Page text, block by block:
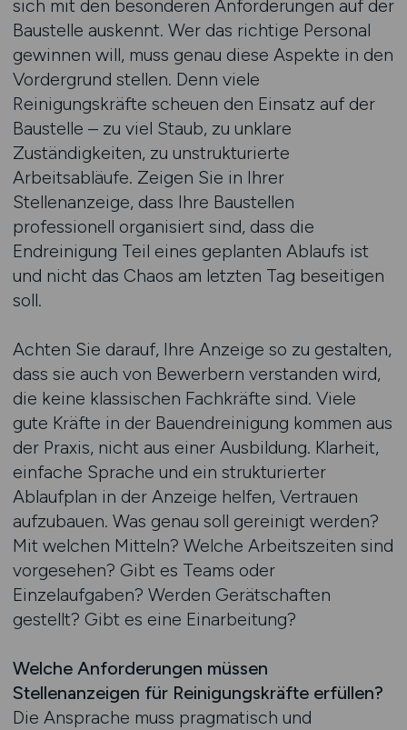
sich mit den besonderen Anforderungen auf der
Baustelle auskennt. Wer das richtige Personal
gewinnen will, muss genau diese Aspekte in den
Vordergrund stellen. Denn viele
Reinigungskräfte scheuen den Einsatz auf der
Baustelle – zu viel Staub, zu unklare
Zuständigkeiten, zu unstrukturierte
Arbeitsabläufe. Zeigen Sie in Ihrer
Stellenanzeige, dass Ihre Baustellen
professionell organisiert sind, dass die
Endreinigung Teil eines geplanten Ablaufs ist
und nicht das Chaos am letzten Tag beseitigen
soll.
Achten Sie darauf, Ihre Anzeige so zu gestalten,
dass sie auch von Bewerbern verstanden wird,
die keine klassischen Fachkräfte sind. Viele
gute Kräfte in der Bauendreinigung kommen aus
der Praxis, nicht aus einer Ausbildung. Klarheit,
einfache Sprache und ein strukturierter
Ablaufplan in der Anzeige helfen, Vertrauen
aufzubauen. Was genau soll gereinigt werden?
Mit welchen Mitteln? Welche Arbeitszeiten sind
vorgesehen? Gibt es Teams oder
Einzelaufgaben? Werden Gerätschaften
gestellt? Gibt es eine Einarbeitung?
Welche Anforderungen müssen
Stellenanzeigen für Reinigungskräfte erfüllen?
Die Ansprache muss pragmatisch und